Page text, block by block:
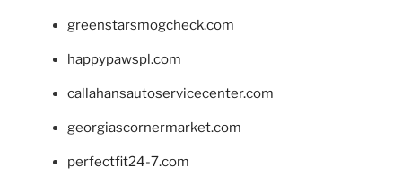
greenstarsmogcheck.com
happypawspl.com
callahansautoservicecenter.com
georgiascornermarket.com
perfectfit24-7.com